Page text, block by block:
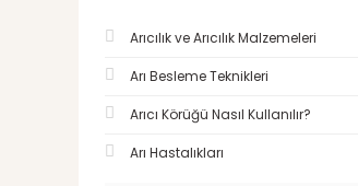
Arıcılık ve Arıcılık Malzemeleri
Arı Besleme Teknikleri
Arıcı Körüğü Nasıl Kullanılır?
Arı Hastalıkları